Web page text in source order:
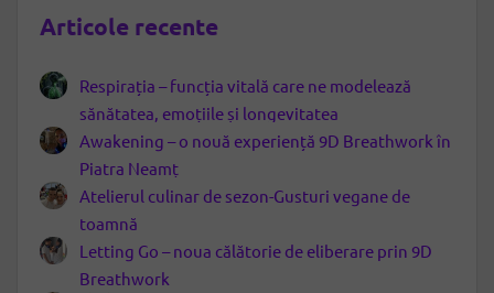
Articole recente
Respirația – funcția vitală care ne modelează
sănătatea, emoțiile și longevitatea
Awakening – o nouă experiență 9D Breathwork în
Piatra Neamț
Atelierul culinar de sezon-Gusturi vegane de
toamnă
Letting Go – noua călătorie de eliberare prin 9D
Breathwork